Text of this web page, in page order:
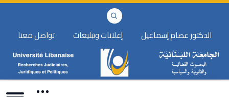
الدكتور عصام إسماعيل إعلانات وتبليغات تواصل معنا